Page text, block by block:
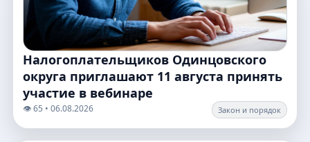
Налогоплательщиков Одинцовского
округа приглашают 11 августа принять
участие в вебинаре
👁️ 65 • 06.08.2026 Закон и порядок